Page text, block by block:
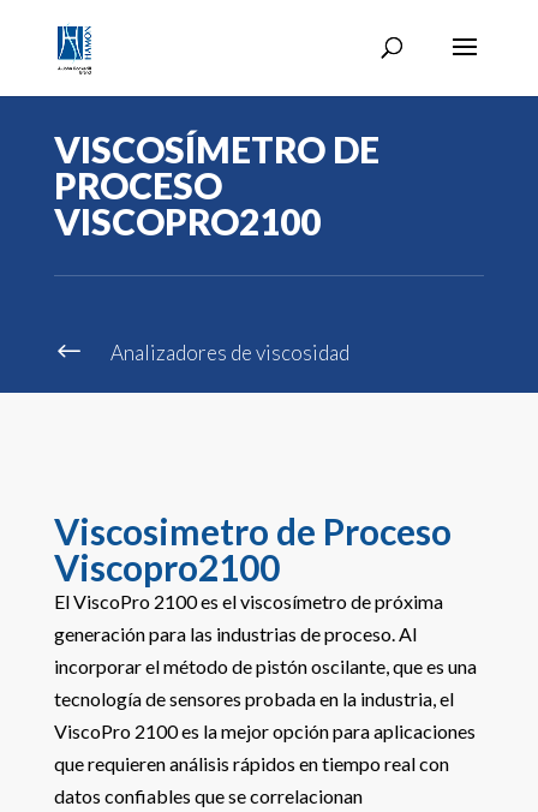
VISCOSÍMETRO DE
PROCESO
VISCOPRO2100
# Analizadores de viscosidad
Viscosimetro de Proceso
Viscopro2100
El ViscoPro 2100 es el viscosímetro de próxima
generación para las industrias de proceso. Al
incorporar el método de pistón oscilante, que es una
tecnología de sensores probada en la industria, el
ViscoPro 2100 es la mejor opción para aplicaciones
que requieren análisis rápidos en tiempo real con
datos confiables que se correlacionan